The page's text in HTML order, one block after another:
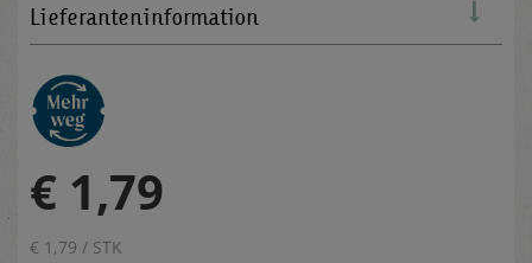
Lieferanteninformation
€ 1,79
€ 1,79 / STK